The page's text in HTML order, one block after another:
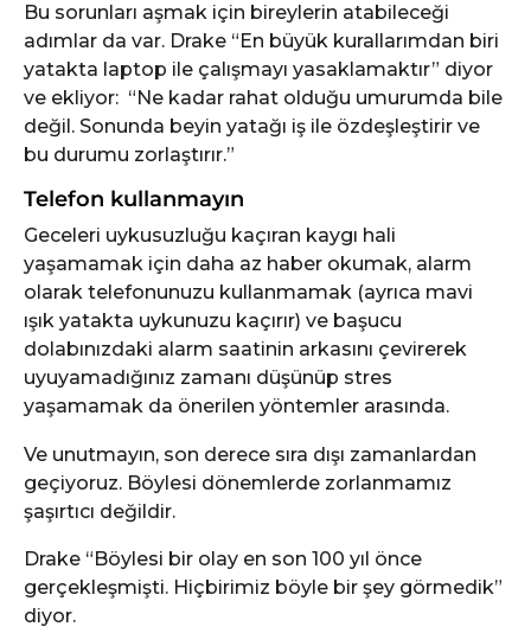
Bu sorunları aşmak için bireylerin atabileceği
adımlar da var. Drake “En büyük kurallarımdan biri
yatakta laptop ile çalışmayı yasaklamaktır” diyor
ve ekliyor: “Ne kadar rahat olduğu umurumda bile
değil. Sonunda beyin yatağı iş ile özdeşleştirir ve
bu durumu zorlaştırır.”
Telefon kullanmayın
Geceleri uykusuzluğu kaçıran kaygı hali
yaşamamak için daha az haber okumak, alarm
olarak telefonunuzu kullanmamak (ayrıca mavi
ışık yatakta uykunuzu kaçırır) ve başucu
dolabınızdaki alarm saatinin arkasını çevirerek
uyuyamadığınız zamanı düşünüp stres
yaşamamak da önerilen yöntemler arasında.
Ve unutmayın, son derece sıra dışı zamanlardan
geçiyoruz. Böylesi dönemlerde zorlanmamız
şaşırtıcı değildir.
Drake “Böylesi bir olay en son 100 yıl önce
gerçekleşmişti. Hiçbirimiz böyle bir şey görmedik”
diyor.